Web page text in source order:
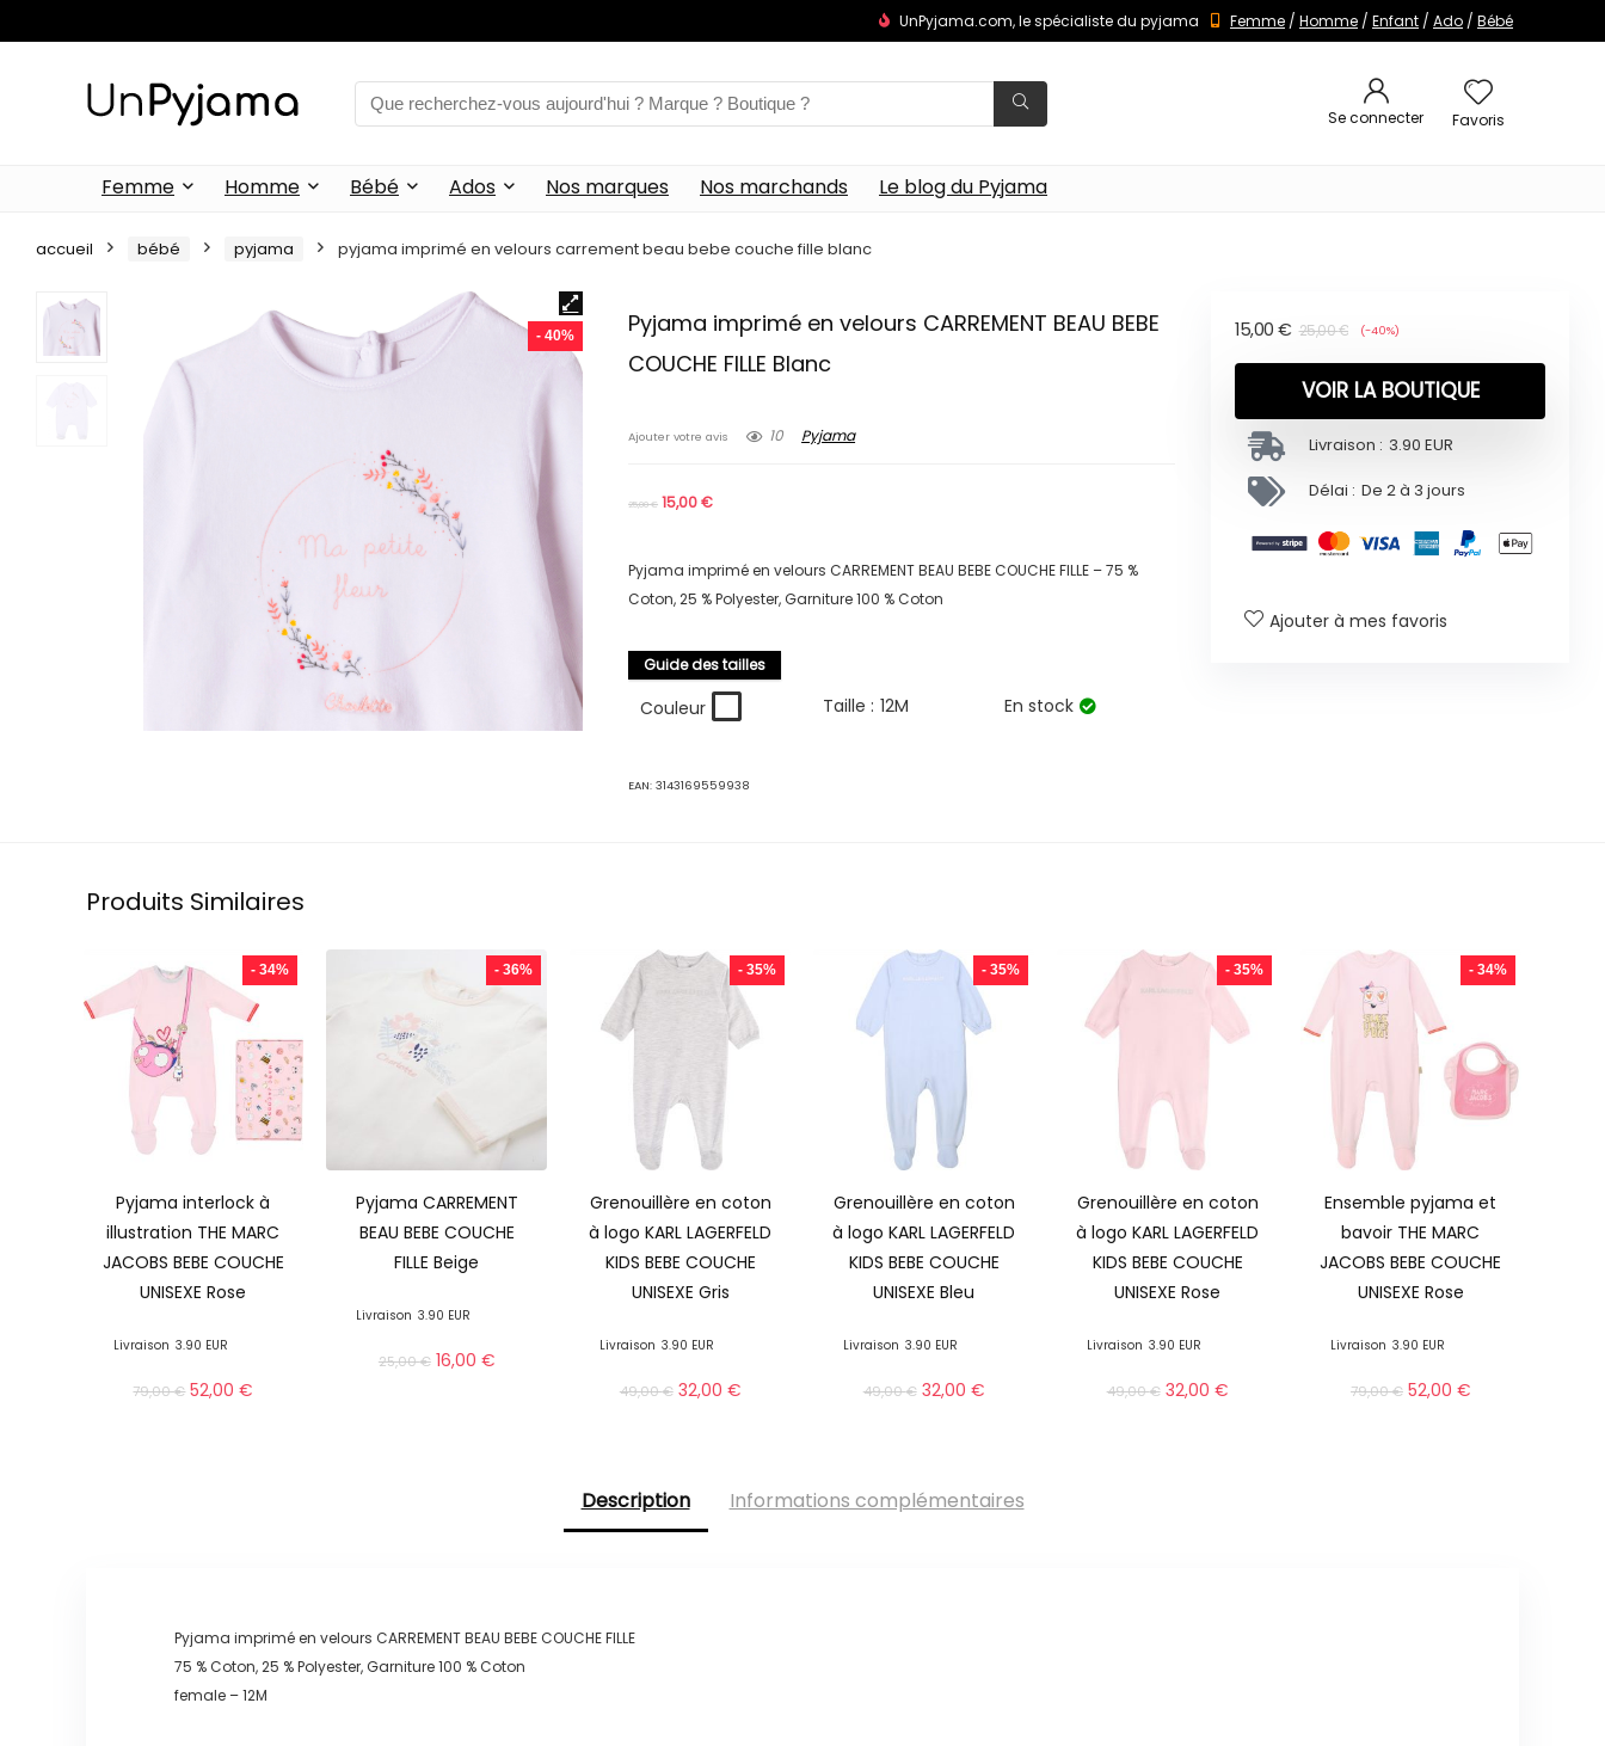
UnPyjama.com, le spécialiste du pyjama Femme / Homme / Enfant / Ado / Bébé
Se connecter Favoris
Femme Homme Bébé Ados Nos marques Nos marchands Le blog du Pyjama
accueil bébé pyjama pyjama imprimé en velours carrement beau bebe couche fille blanc
- 40%
Pyjama imprimé en velours CARREMENT BEAU BEBE
COUCHE FILLE Blanc
Ajouter votre avis 10 Pyjama
25,00€ 15,00€
Pyjama imprimé en velours CARREMENT BEAU BEBE COUCHE FILLE – 75 %
Coton, 25 % Polyester, Garniture 100 % Coton
Guide des tailles
Couleur Taille : 12M En stock
EAN:3143169559938
25,00€
15,00 € (-40%)
VOIR LA BOUTIQUE
Livraison : 3.90 EUR
Délai : De 2 à 3 jours
Ajouter à mes favoris
Produits Similaires
- 34%
Pyjama interlock à
illustration THE MARC
JACOBS BEBE COUCHE
UNISEXE Rose
Livraison 3.90 EUR
79,00€ 52,00€
- 36%
Pyjama CARREMENT
BEAU BEBE COUCHE
FILLE Beige
Livraison 3.90 EUR
25,00€ 16,00 €
- 35%
Grenouillère en coton
à logo KARL LAGERFELD
KIDS BEBE COUCHE
UNISEXE Gris
Livraison 3.90 EUR
49,00€ 32,00 €
- 35%
Grenouillère en coton
à logo KARL LAGERFELD
KIDS BEBE COUCHE
UNISEXE Bleu
Livraison 3.90 EUR
49,00€ 32,00 €
- 35%
Grenouillère en coton
à logo KARL LAGERFELD
KIDS BEBE COUCHE
UNISEXE Rose
Livraison 3.90 EUR
49,00€ 32,00 €
- 34%
Ensemble pyjama et
bavoir THE MARC
JACOBS BEBE COUCHE
UNISEXE Rose
Livraison 3.90 EUR
79,00€ 52,00 €
Description Informations complémentaires
Pyjama imprimé en velours CARREMENT BEAU BEBE COUCHE FILLE
75 % Coton, 25 % Polyester, Garniture 100 % Coton
female – 12M